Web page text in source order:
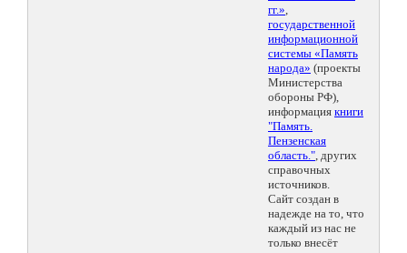
гг.»,
государственной
информационной
системы «Память
народа» (проекты
Министерства
обороны РФ),
информация книги
"Память.
Пензенская
область.", других
справочных
источников.
Сайт создан в
надежде на то, что
каждый из нас не
только внесёт